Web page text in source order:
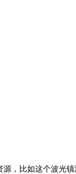
，比如这个波光